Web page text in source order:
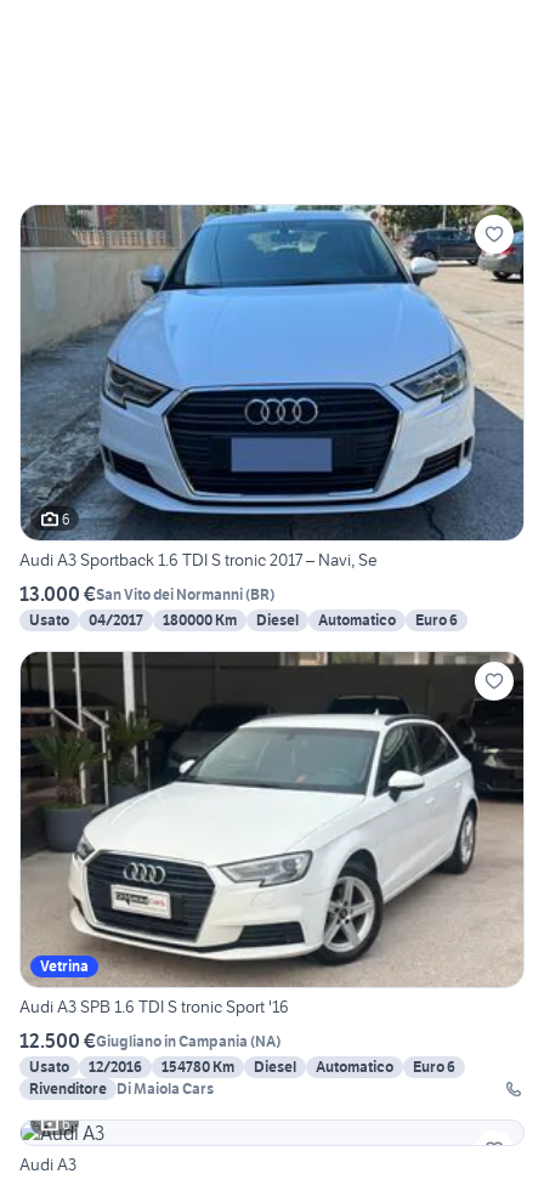
6
Audi A3 Sportback 1.6 TDI S tronic 2017 – Navi, Se
13.000 €San Vito dei Normanni(BR)
Usato
04/2017 180000 Km Diesel Automatico Euro 6
Vetrina
Audi A3 SPB 1.6 TDI S tronic Sport '16
12.500 €Giugliano in Campania (NA)
Usato
12/2016 154780 Km Diesel Automatico
Euro 6
Rivenditore Di Maiola Cars
6
Audi A3